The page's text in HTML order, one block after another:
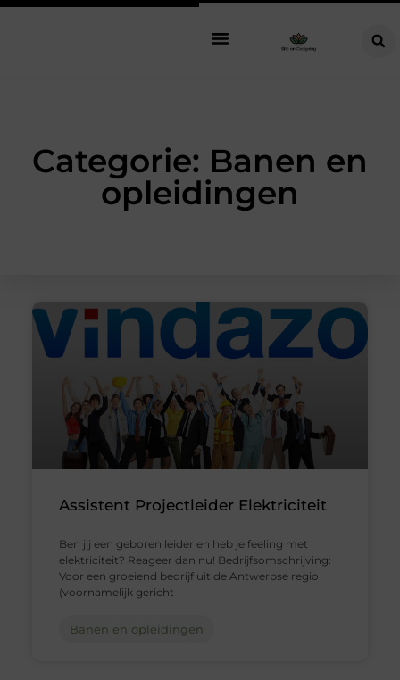
Categorie: Banen en
opleidingen
Assistent Projectleider Elektriciteit
Ben jij een geboren leider en heb je feeling met
elektriciteit? Reageer dan nu! Bedrijfsomschrijving:
Voor een groeiend bedrijf uit de Antwerpse regio
(voornamelijk gericht
Banen en opleidingen